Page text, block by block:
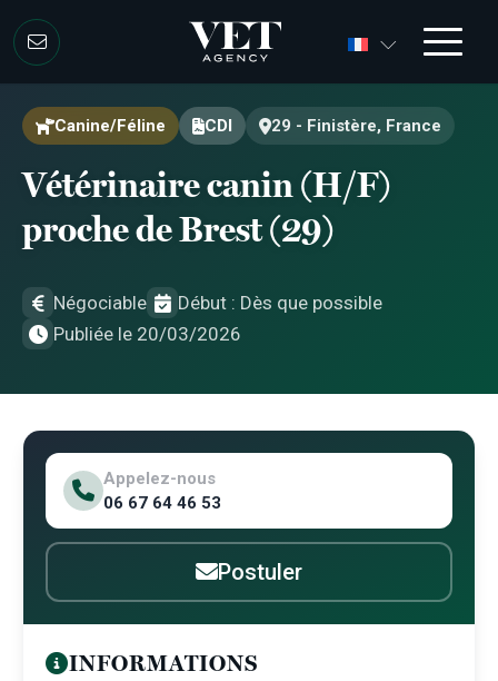
Canine/Féline CDI 29 - Finistère, France
Vétérinaire canin (H/F)
proche de Brest (29)
Négociable
Début : Dès que possible
Publiée le 20/03/2026
Appelez-nous
06 67 64 46 53
Postuler
INFORMATIONS